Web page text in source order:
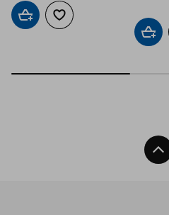
Добави в кошницата
Добави към списъка с